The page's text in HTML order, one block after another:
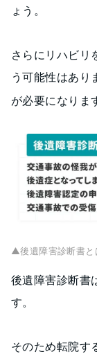
ょう。
さらにリハビリ
う可能性はあり
が必要になりま
▲後遺障害診断書と
後遺障害診断書
す。
そのため転院す